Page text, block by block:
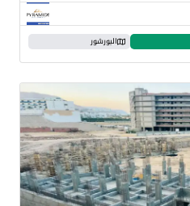
البورشور